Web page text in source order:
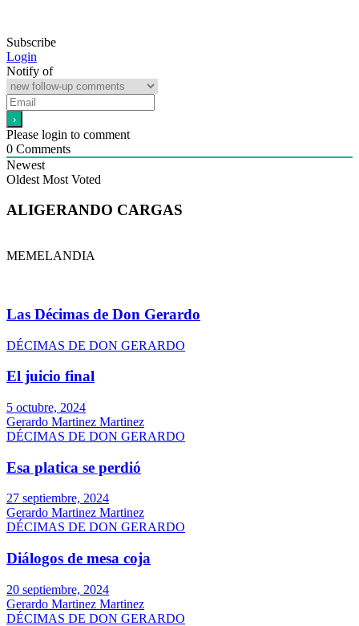
Subscribe
Login
Notify of
Please login to comment
0 Comments
Newest
Oldest Most Voted
ALIGERANDO CARGAS
MEMELANDIA
Las Décimas de Don Gerardo
DÉCIMAS DE DON GERARDO
El juicio final
5 octubre, 2024
Gerardo Martinez Martinez
DÉCIMAS DE DON GERARDO
Esa platica se perdió
27 septiembre, 2024
Gerardo Martinez Martinez
DÉCIMAS DE DON GERARDO
Diálogos de mesa coja
20 septiembre, 2024
Gerardo Martinez Martinez
DÉCIMAS DE DON GERARDO